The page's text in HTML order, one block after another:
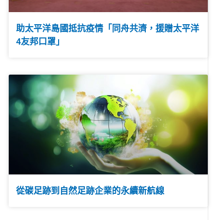
助太平洋島國抵抗疫情「同舟共濟，援贈太平洋
4友邦口罩」
從碳足跡到自然足跡企業的永續新航線